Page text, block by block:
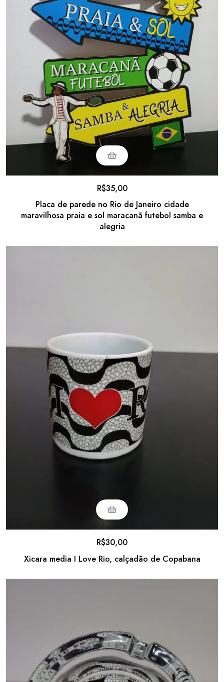
Placa de parede no Rio de Janeiro cidade
maravilhosa praia e sol maracanã futebol samba e
alegria
R$35,00
Xicara media I Love Rio, calçadão de Copabana
R$30,00